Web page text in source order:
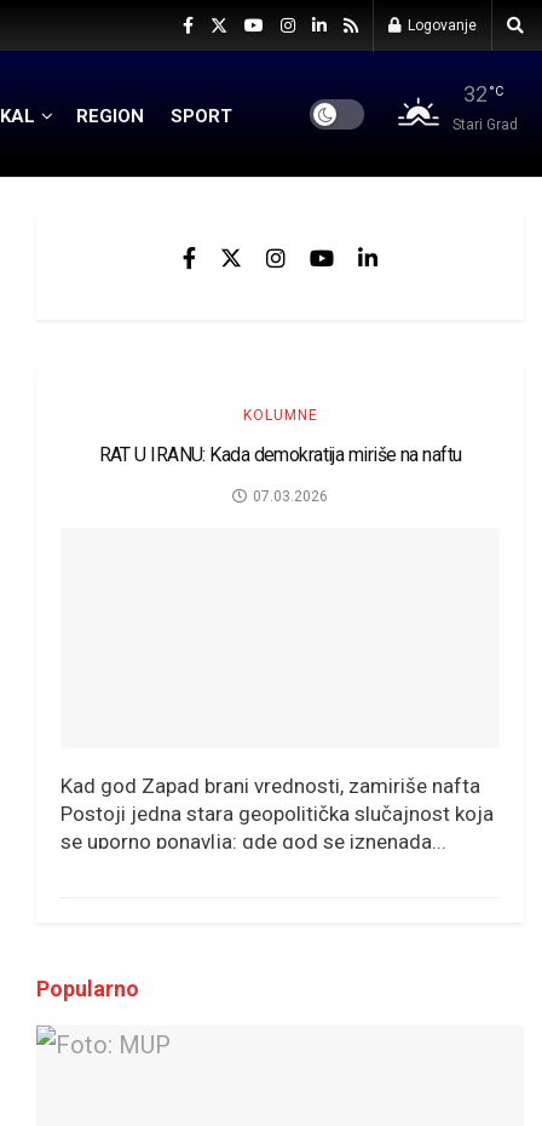
Logovanje
REGION SPORT
32 °C
Stari Grad
KOLUMNE
RAT U IRANU: Kada demokratija miriše na naftu
07.03.2026
Kad god Zapad brani vrednosti, zamiriše nafta
Postoji jedna stara geopolitička slučajnost koja
se uporno ponavlja: gde god se iznenada...
Popularno